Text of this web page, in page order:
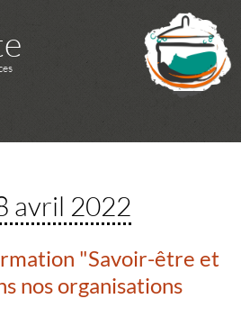
avril 2022
"Savoir-être et
nos organisations